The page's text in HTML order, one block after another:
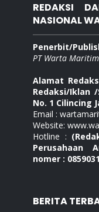
REDAKSI
NASIONAL
Penerbit/
PT Warta
Alamat
Redaksi/Iklan
No. 1 Cilincing
Email :
Website:
Hotline :
Perusahaan
nomer :
BERITA